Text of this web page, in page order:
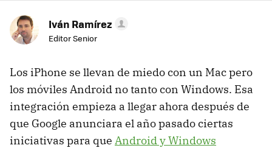
Iván Ramírez
Editor Senior
Los iPhone se llevan de miedo con un Mac pero
los móviles Android no tanto con Windows. Esa
integración empieza a llegar ahora después de
que Google anunciara el año pasado ciertas
iniciativas para que Android y Windows